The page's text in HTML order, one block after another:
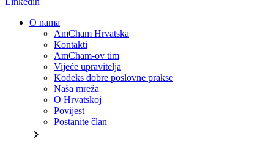
O nama
AmCham Hrvatska
Kontakti
AmCham-ov tim
Vijeće upravitelja
Kodeks dobre poslovne prakse
Naša mreža
O Hrvatskoj
Povijest
Postanite član
chevron_right